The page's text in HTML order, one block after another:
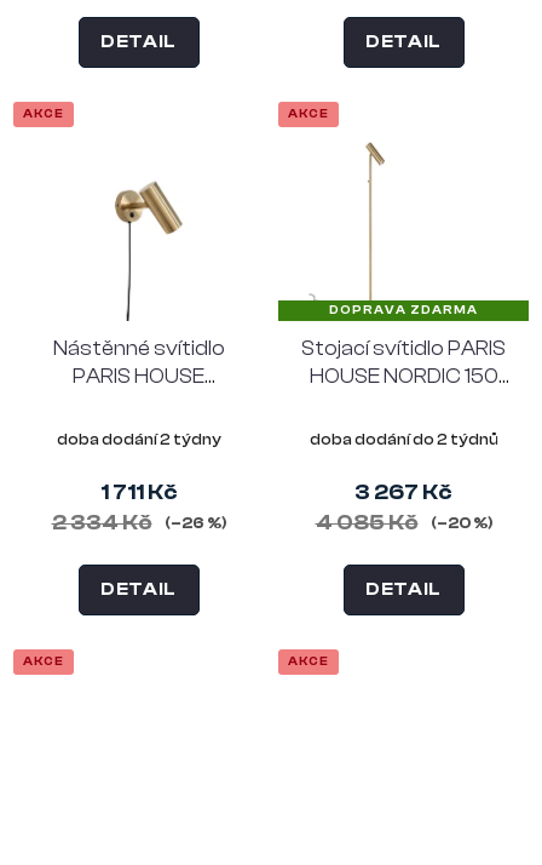
DETAIL DETAIL
AKCE
Nástěnné svítidlo
PARIS HOUSE
mosaz
doba dodání 2 týdny
1 711 Kč
2 334 Kč
(–26 %)
DETAIL
AKCE
DOPRAVA ZDARMA
Stojací svítidlo PARIS
HOUSE NORDIC 150
doba dodání do 2 týdnů
3 267 Kč
4 085 Kč
(–20 %)
DETAIL
AKCE AKCE